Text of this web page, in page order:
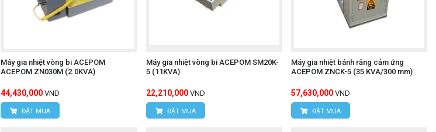
Máy gia nhiệt vòng bi ACEPOM
ACEPOM ZN030M (2.0KVA)
44,430,000 VND
ĐẶT MUA
Máy gia nhiệt vòng bi ACEPOM SM20K-
5 (11KVA)
22,210,000 VND
ĐẶT MUA
Máy gia nhiệt bánh răng cảm ứng
ACEPOM ZNCK-5 (35 KVA/300 mm)
57,630,000 VND
ĐẶT MUA